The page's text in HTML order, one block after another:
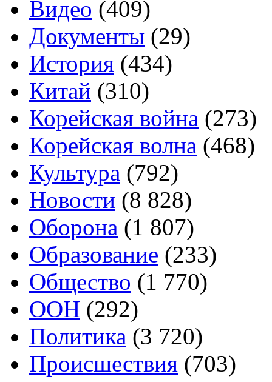
Видео (409)
Документы (29)
История (434)
Китай (310)
Корейская война (273)
Корейская волна (468)
Культура (792)
Новости (8 828)
Оборона (1 807)
Образование (233)
Общество (1 770)
ООН (292)
Политика (3 720)
Происшествия (703)